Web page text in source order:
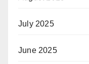
July 2025
June 2025